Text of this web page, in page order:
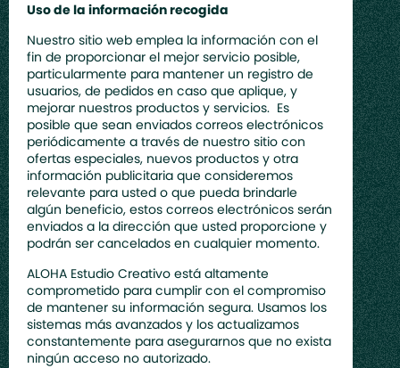
Uso de la información recogida
Nuestro sitio web emplea la información con el
fin de proporcionar el mejor servicio posible,
particularmente para mantener un registro de
usuarios, de pedidos en caso que aplique, y
mejorar nuestros productos y servicios. Es
posible que sean enviados correos electrónicos
periódicamente a través de nuestro sitio con
ofertas especiales, nuevos productos y otra
información publicitaria que consideremos
relevante para usted o que pueda brindarle
algún beneficio, estos correos electrónicos serán
enviados a la dirección que usted proporcione y
podrán ser cancelados en cualquier momento.
ALOHA Estudio Creativo está altamente
comprometido para cumplir con el compromiso
de mantener su información segura. Usamos los
sistemas más avanzados y los actualizamos
constantemente para asegurarnos que no exista
ningún acceso no autorizado.